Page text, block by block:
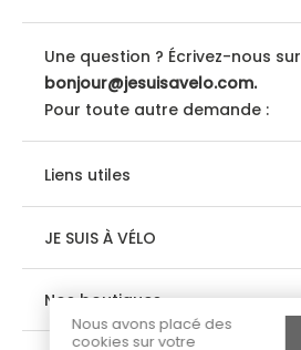
Nous avons placé des
cookies sur votre
Une question ? Écrivez-nous sur
bonjour@jesuisavelo.com.
Pour toute autre demande :
Liens utiles
JE SUIS À VÉLO
Nos boutiques